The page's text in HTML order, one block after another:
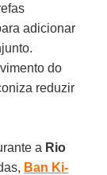
adicionar
do
reduzir
a Rio
Ban Ki-